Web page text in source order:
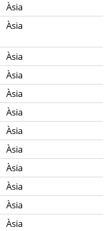
Àsia
Àsia
Àsia
Àsia
Àsia
Àsia
Àsia
Àsia
Àsia
Àsia
Àsia
Àsia